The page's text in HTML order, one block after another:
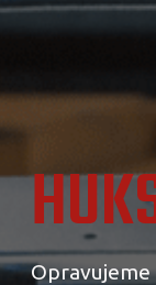
Opravujeme